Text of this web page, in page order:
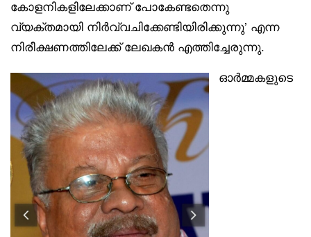
കോളനികളിലേക്കാണ് പോകേണ്ടതെന്നു
വ്യക്തമായി നിര്‍വ്വചിക്കേണ്ടിയിരിക്കുന്നു’ എന്ന
നിരീക്ഷണത്തിലേക്ക് ലേഖകന്‍ എത്തിച്ചേരുന്നു.
ഓര്‍മ്മകളുടെ